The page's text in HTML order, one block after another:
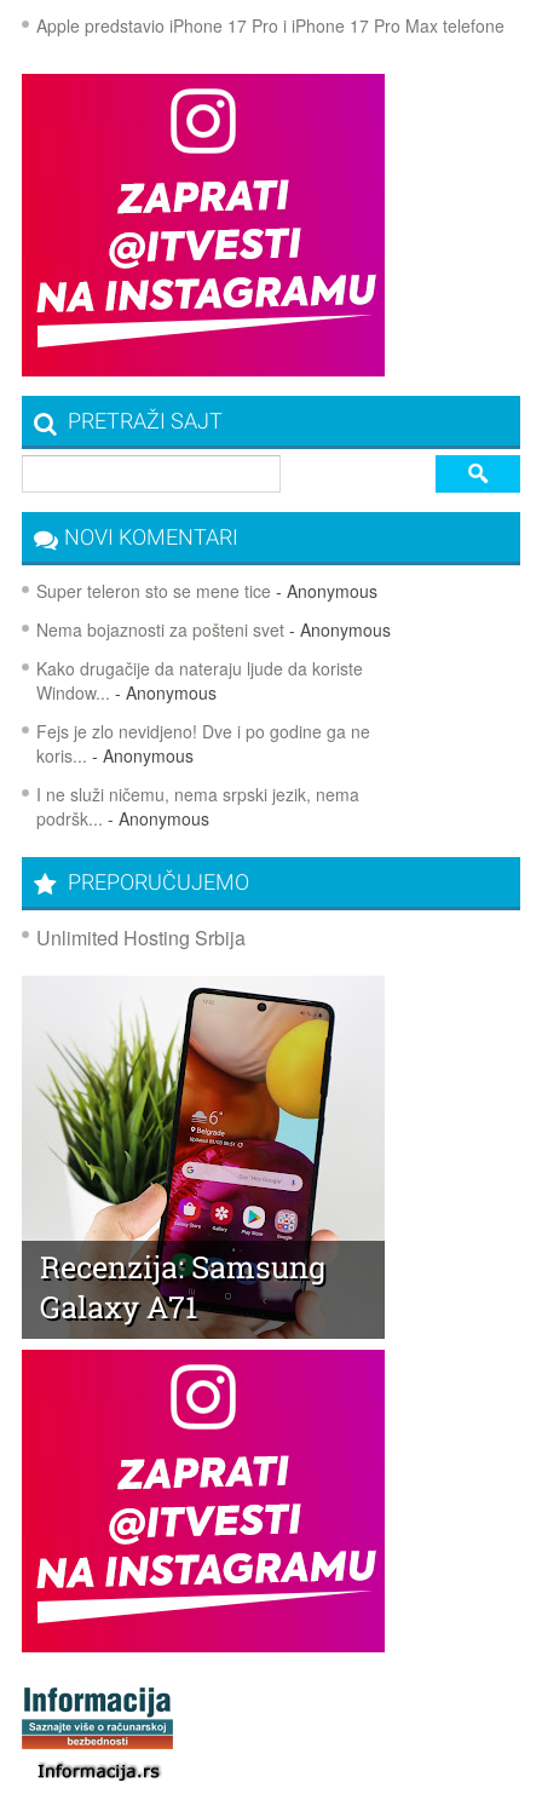
Apple predstavio iPhone 17 Pro i iPhone 17 Pro Max telefone
PRETRAŽI SAJT
NOVI KOMENTARI
Super teleron sto se mene tice - Anonymous
Nema bojaznosti za pošteni svet- Anonymous
Kako drugačije da nateraju ljude da koriste
Window... - Anonymous
Fejs je zlo nevidjeno! Dve i po godine ga ne
koris... - Anonymous
I ne služi ničemu, nema srpski jezik, nema
podršk... - Anonymous
PREPORUČUJEMO
Unlimited Hosting Srbija
Recenzija: Samsung
Galaxy A71